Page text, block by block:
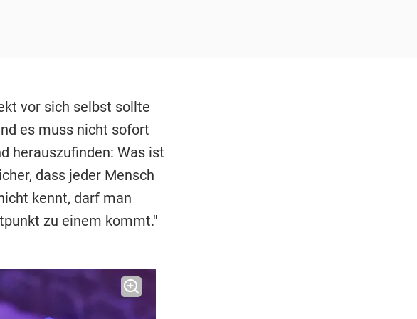
vor sich selbst sollte
es muss nicht sofort
herauszufinden: Was ist
dass jeder Mensch
kennt, darf man
zu einem kommt."